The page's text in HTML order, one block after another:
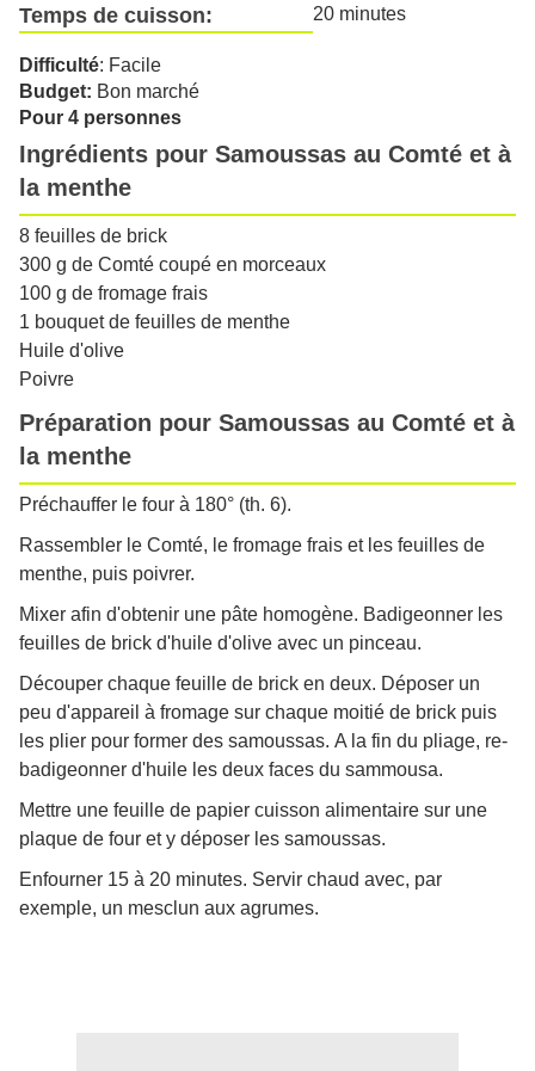
Temps de cuisson: 20 minutes
Difficulté: Facile
Budget: Bon marché
Pour 4 personnes
Ingrédients pour Samoussas au Comté et à
la menthe
8 feuilles de brick
300 g de Comté coupé en morceaux
100 g de fromage frais
1 bouquet de feuilles de menthe
Huile d'olive
Poivre
Préparation pour Samoussas au Comté et à
la menthe
Préchauffer le four à 180° (th. 6).
Rassembler le Comté, le fromage frais et les feuilles de
menthe, puis poivrer.
Mixer afin d'obtenir une pâte homogène. Badigeonner les
feuilles de brick d'huile d'olive avec un pinceau.
Découper chaque feuille de brick en deux. Déposer un
peu d'appareil à fromage sur chaque moitié de brick puis
les plier pour former des samoussas. A la fin du pliage, re-
badigeonner d'huile les deux faces du sammousa.
Mettre une feuille de papier cuisson alimentaire sur une
plaque de four et y déposer les samoussas.
Enfourner 15 à 20 minutes. Servir chaud avec, par
exemple, un mesclun aux agrumes.